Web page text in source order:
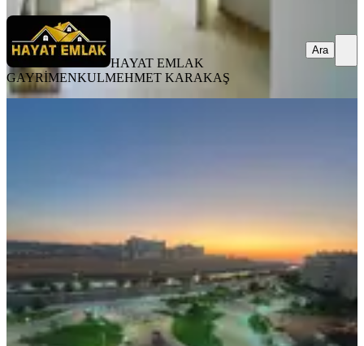
HAYAT EMLAK
GAYRİMENKULMEHMET KARAKAŞ
Ara
4.000.000 ₺
EMİN KONUT İNŞAAT & EMLAKAli İzol
Ara